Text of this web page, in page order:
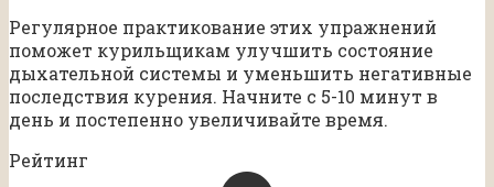
Регулярное практикование этих упражнений
поможет курильщикам улучшить состояние
дыхательной системы и уменьшить негативные
последствия курения. Начните с 5-10 минут в
день и постепенно увеличивайте время.
Рейтинг